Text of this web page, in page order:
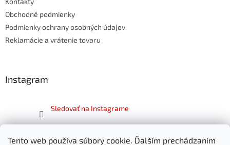
Tento web používa súbory cookie. Ďalším prechádzaním
Obchodné podmienky
Podmienky ochrany osobných údajov
Reklamácie a vrátenie tovaru
Instagram
Sledovať na Instagrame
Facebook